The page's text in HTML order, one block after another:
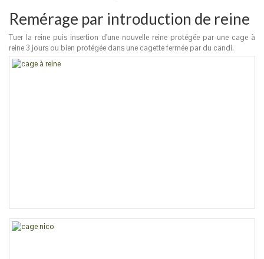
Remérage par introduction de reine
Tuer la reine puis insertion d'une nouvelle reine protégée par une cage à
reine 3 jours ou bien protégée dans une cagette fermée par du candi.